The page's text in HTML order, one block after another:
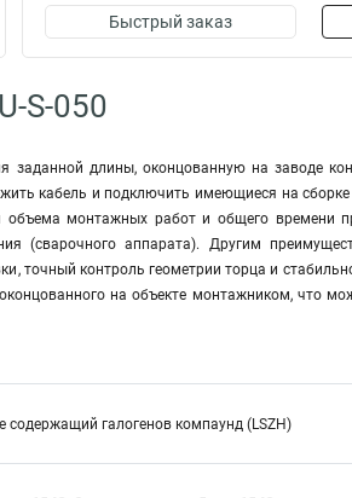
Быстрый заказ
S-050
заданной длины, оконцованную на заводе
кабель и подключить имеющиеся на
объема монтажных работ и общего времени
(сварочного аппарата). Другим
точный контроль геометрии торца и
на объекте монтажником, что
галогенов компаунд (LSZH)